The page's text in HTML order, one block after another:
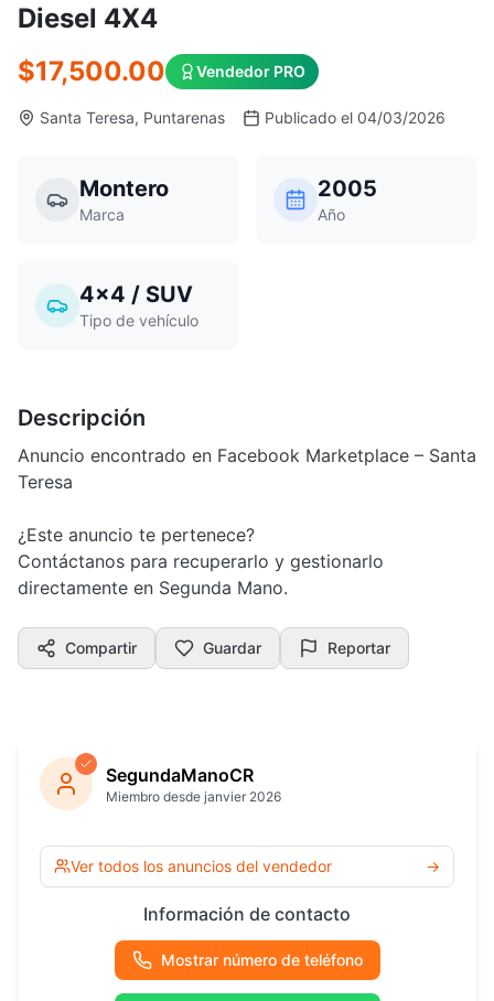
Diesel 4X4
$17,500.00 Vendedor PRO
Santa Teresa, Puntarenas Publicado el 04/03/2026
Montero
Marca
2005
Año
4x4 / SUV
Tipo de vehículo
Descripción
Anuncio encontrado en Facebook Marketplace – Santa
Teresa
¿Este anuncio te pertenece?
Contáctanos para recuperarlo y gestionarlo
directamente en Segunda Mano.
Compartir Guardar Reportar
SegundaManoCR
Miembro desde janvier 2026
Ver todos los anuncios del vendedor →
Información de contacto
Mostrar número de teléfono